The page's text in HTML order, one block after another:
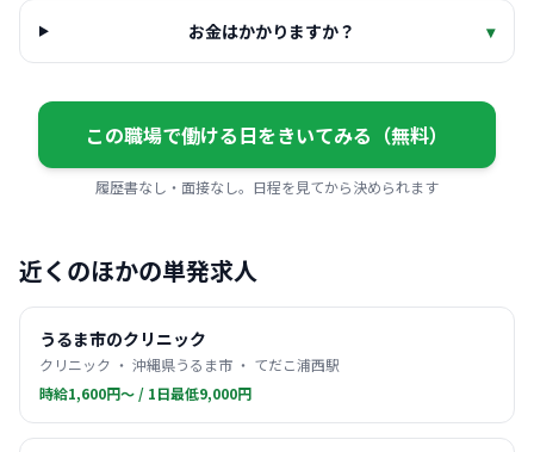
お金はかかりますか？ ▾
この職場で働ける日をきいてみる（無料）
履歴書なし・面接なし。日程を見てから決められます
近くのほかの単発求人
うるま市のクリニック
クリニック ・ 沖縄県うるま市 ・ てだこ浦西駅
時給1,600円〜 / 1日最低9,000円